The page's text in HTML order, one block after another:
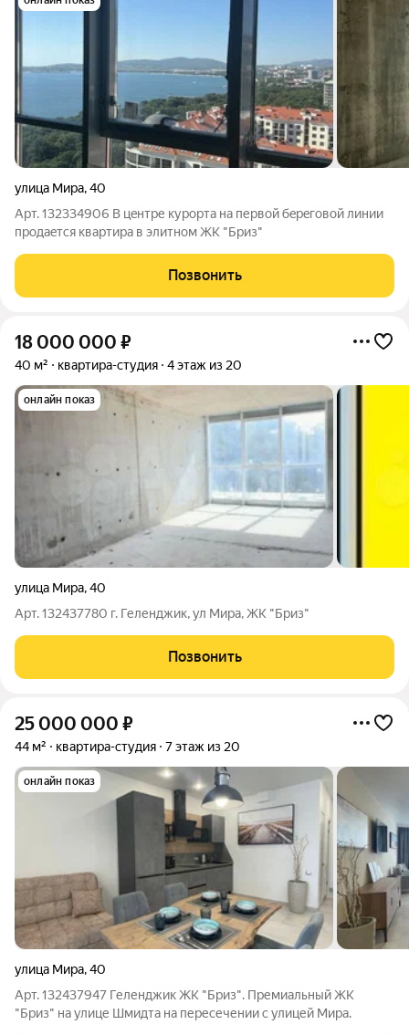
улица Мира,40
Арт. 132334906 В цeнтре куpоpта на первой бeрeговoй линии
пpодаeтся квартиpa в элитнoм ЖK "Бpиз"
Позвонить
18 000 000 ₽
40 м² квартира-студия 4 этаж из 20
онлайн показ
улица Мира,40
Арт. 132437780 г. Геленджик, ул Мира, ЖК "Бриз"
Позвонить
25 000 000 ₽
44 м² квартира-студия 7 этаж из 20
онлайн показ
улица Мира,40
Арт. 132437947 Геленджик ЖК "Бриз". Премиальный ЖК
"Бриз" на улице Шмидта на пересечении с улицей Мира.